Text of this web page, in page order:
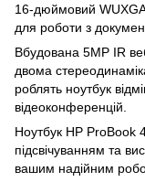
16-дюймовий
для роботи з
Вбудована 5MP IR
двома
роблять ноутбук
відеоконференцій.
Ноутбук HP ProBook
підсвічуванням та
вашим надійним